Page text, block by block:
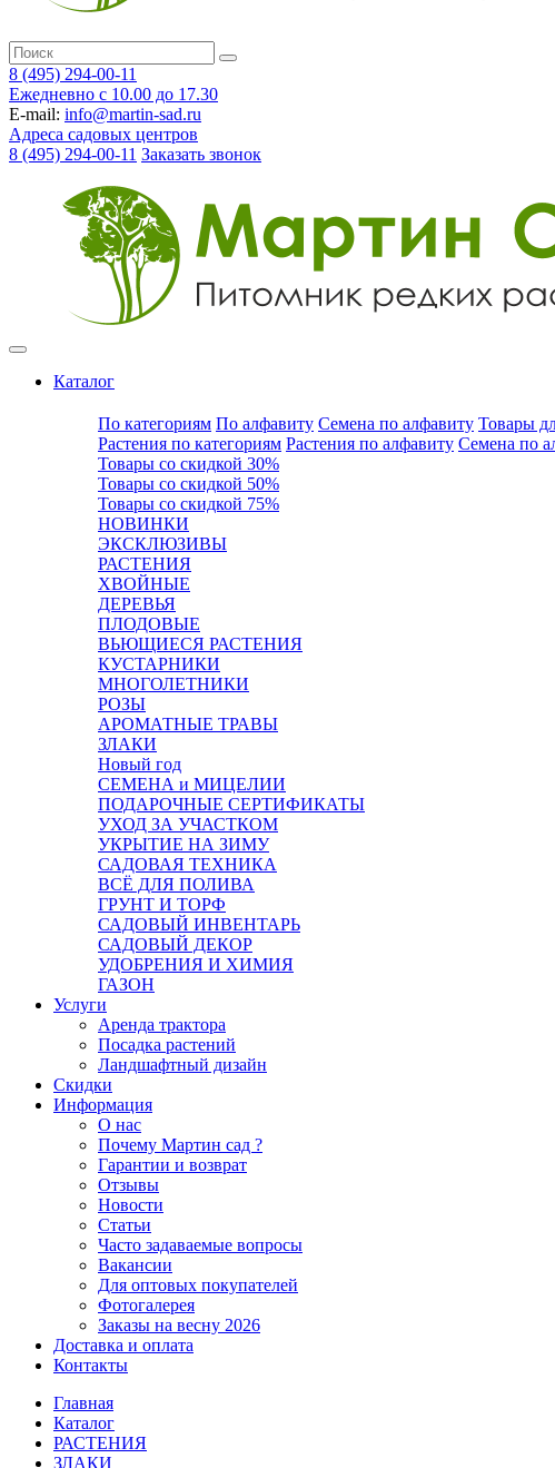
8 (495) 294-00-11
Ежедневно с 10.00 до 17.30
E-mail: info@martin-sad.ru
Адреса садовых центров
8 (495) 294-00-11 Заказать звонок
Каталог
По категориям По алфавиту Семена по алфавиту Товары
Растения по категориям Растения по алфавиту Семена по
Товары со скидкой 30%
Товары со скидкой 50%
Товары со скидкой 75%
НОВИНКИ
ЭКСКЛЮЗИВЫ
РАСТЕНИЯ
ХВОЙНЫЕ
ДЕРЕВЬЯ
ПЛОДОВЫЕ
ВЬЮЩИЕСЯ РАСТЕНИЯ
КУСТАРНИКИ
МНОГОЛЕТНИКИ
РОЗЫ
АРОМАТНЫЕ ТРАВЫ
ЗЛАКИ
Новый год
СЕМЕНА и МИЦЕЛИИ
ПОДАРОЧНЫЕ СЕРТИФИКАТЫ
УХОД ЗА УЧАСТКОМ
УКРЫТИЕ НА ЗИМУ
САДОВАЯ ТЕХНИКА
ВСЁ ДЛЯ ПОЛИВА
ГРУНТ И ТОРФ
САДОВЫЙ ИНВЕНТАРЬ
САДОВЫЙ ДЕКОР
УДОБРЕНИЯ И ХИМИЯ
ГАЗОН
Услуги
Аренда трактора
Посадка растений
Ландшафтный дизайн
Скидки
Информация
О нас
Почему Мартин сад ?
Гарантии и возврат
Отзывы
Новости
Статьи
Часто задаваемые вопросы
Вакансии
Для оптовых покупателей
Фотогалерея
Заказы на весну 2026
Доставка и оплата
Контакты
Главная
Каталог
РАСТЕНИЯ
ЗЛАКИ